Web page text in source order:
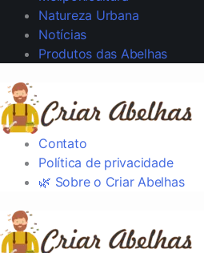
Natureza Urbana
Notícias
Produtos das Abelhas
Contato
Política de privacidade
🌿 Sobre o Criar Abelhas